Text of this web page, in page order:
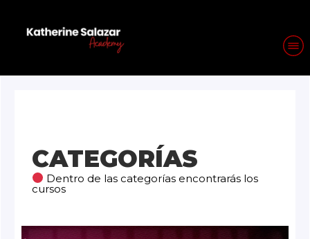
CATEGORÍAS
Dentro de las categorías encontrarás los
cursos